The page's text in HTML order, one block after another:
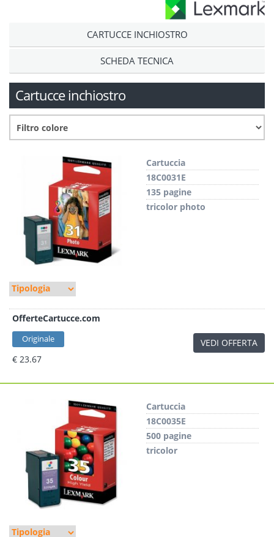
CARTUCCE INCHIOSTRO
SCHEDA TECNICA
Cartucce inchiostro
Cartuccia
18C0031E
135 pagine
tricolor photo
OfferteCartucce.com
Originale
€ 23.67
VEDI OFFERTA
Cartuccia
18C0035E
500 pagine
tricolor